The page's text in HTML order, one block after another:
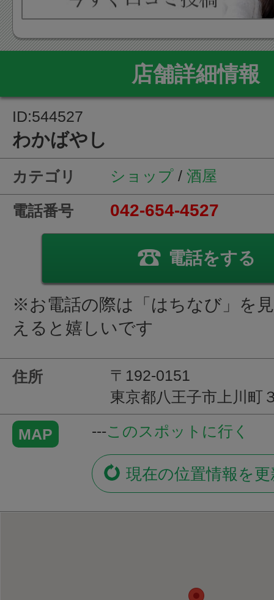
店舗詳細情報
ID:544527
わかばやし
カテゴリ ショップ / 酒屋
電話番号 042-654-4527
電話をする
※お電話の際は「はちなび」を
えると嬉しいです
住所
〒192-0151
東京都八王子市上川町
MAP ---このスポットに行く
現在の位置情報を